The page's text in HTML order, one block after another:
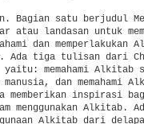
Bagian satu berjudul
landasan untuk
dan memperlakukan
Ada tiga tulisan dari
memahami Alkitab
dan memahami
memberikan inspirasi
menggunakan Alkitab.
Alkitab dari